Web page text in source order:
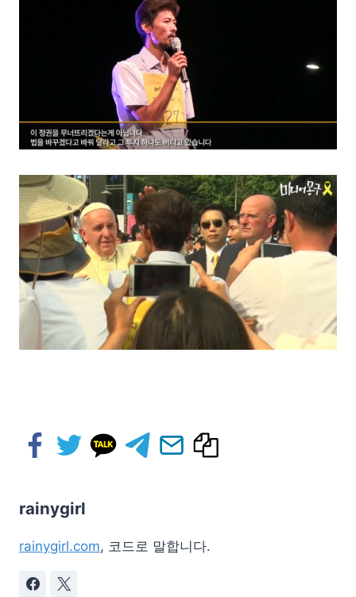
rainygirl
rainygirl.com, 코드로 말합니다.